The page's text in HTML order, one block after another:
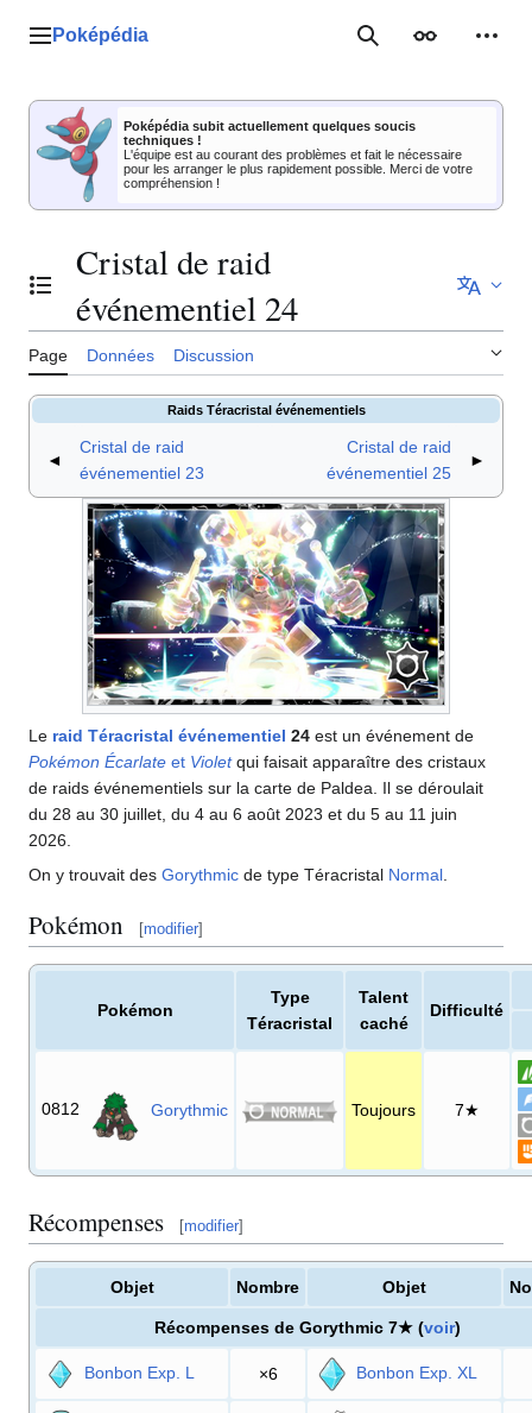
Menu principal
Poképédia RechercherApparence
Poképédia subit actuellement quelques soucis
techniques !
L'équipe est au courant des problèmes et fait le nécessaire
pour les arranger le plus rapidement possible. Merci de votre
compréhension !
Basculer la table des matières
Cristal de raid
événementiel 24
Page Données Discussion
Raids Téracristal événementiels
◄
Cristal de raid
événementiel 23
Cristal de raid
événementiel 25
►
Le raid Téracristal événementiel 24 est un événement de
Pokémon Écarlate et Violetqui faisait apparaître des cristaux
de raids événementiels sur la carte de Paldea. Il se déroulait
du 28 au 30 juillet, du 4 au 6 août 2023 et du 5 au 11 juin
2026.
On y trouvait des Gorythmic de type Téracristal Normal
Pokémon [modifier]
Pokémon
Type
Téracristal
Talent
caché
Difficulté
0812 Gorythmic Toujours 7★
Récompenses [modifier]
Objet Nombre Objet
Récompenses de Gorythmic 7★ (voir)
Bonbon Exp. L ×6 Bonbon Exp. XL